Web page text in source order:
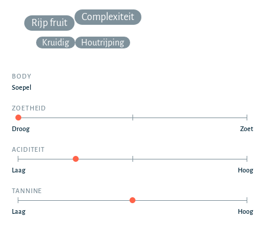
Rijp fruit
Complexiteit
Kruidig Houtrijping
BODY
Soepel
ZOETHEID
Droog Zoet
ACIDITEIT
Laag Hoog
TANNINE
Laag Hoog